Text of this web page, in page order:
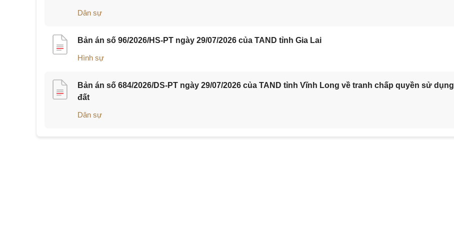
Dân sự
Bản án số 96/2026/HS-PT ngày 29/07/2026 của TAND tỉnh Gia Lai
Hình sự
Bản án số 684/2026/DS-PT ngày 29/07/2026 của TAND tỉnh Vĩnh Long về tranh chấp quyền sử dụng
đất
Dân sự